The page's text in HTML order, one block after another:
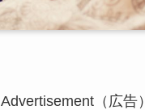
Advertisement（広告）